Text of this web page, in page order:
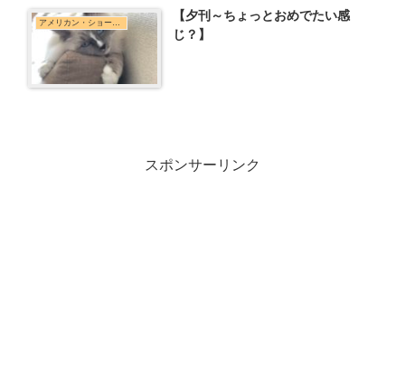
アメリカン・ショートヘア
【夕刊～ちょっとおめでたい感
じ？】
スポンサーリンク